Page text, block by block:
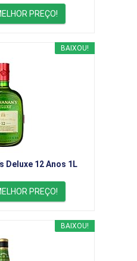
PREÇO!
BAIXOU!
Deluxe 12 Anos 1L
PREÇO!
BAIXOU!